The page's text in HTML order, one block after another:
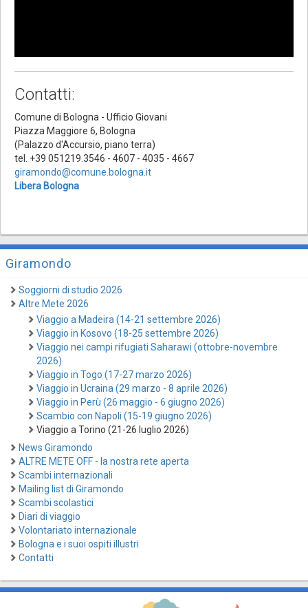
Contatti:
Comune di Bologna - Ufficio Giovani
Piazza Maggiore 6, Bologna
(Palazzo d'Accursio, piano terra)
tel. +39 051219.3546 - 4607 - 4035 - 4667
giramondo@comune.bologna.it
Libera Bologna
Giramondo
Soggiorni di studio 2026
Altre Mete 2026
Viaggio a Madeira (14-21 settembre 2026)
Viaggio in Kosovo (18-25 settembre 2026)
Viaggio nei campi rifugiati Saharawi (ottobre-novembre
2026)
Viaggio in Togo (17-27 marzo 2026)
Viaggio in Ucraina (29 marzo - 8 aprile 2026)
Viaggio in Perù (26 maggio - 6 giugno 2026)
Scambio con Napoli (15-19 giugno 2026)
Viaggio a Torino (21-26 luglio 2026)
News Giramondo
ALTRE METE OFF - la nostra rete aperta
Scambi internazionali
Mailing list di Giramondo
Scambi scolastici
Diari di viaggio
Volontariato internazionale
Bologna e i suoi ospiti illustri
Contatti